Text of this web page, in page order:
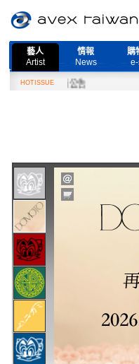
藝人
Artist
情報
News
購
HOTISSUE
取消公告